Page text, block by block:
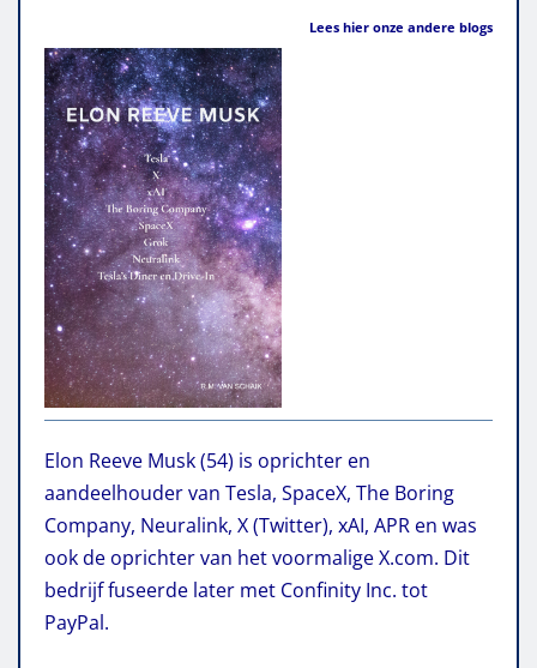
Lees hier onze andere blogs
Elon Reeve Musk (54) is oprichter en
aandeelhouder van Tesla, SpaceX, The Boring
Company, Neuralink, X (Twitter), xAI, APR en was
ook de oprichter van het voormalige X.com. Dit
bedrijf fuseerde later met Confinity Inc. tot
PayPal.